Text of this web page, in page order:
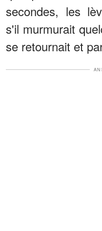
secondes, les
s'il murmurait
se retournait et